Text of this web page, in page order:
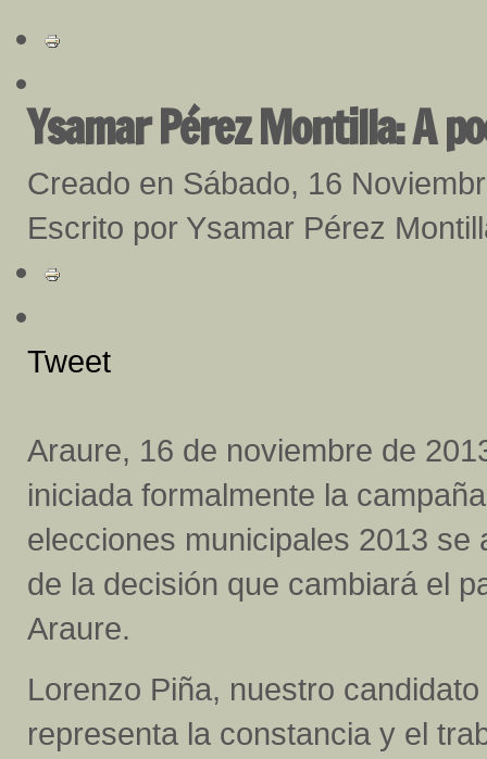
Ysamar Pérez Montilla: A
Creado en Sábado, 16
Escrito por Ysamar Pérez
Tweet
Araure, 16 de noviembre de
iniciada formalmente la
elecciones municipales 2013 se
de la decisión que cambiará el
Araure.
Lorenzo Piña, nuestro
representa la constancia y el